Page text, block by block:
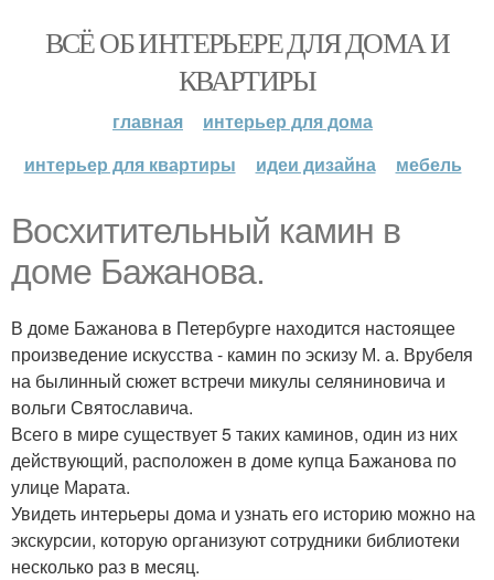
ВСЁ ОБ ИНТЕРЬЕРЕ ДЛЯ ДОМА И
КВАРТИРЫ
главная
интерьер для дома
интерьер для квартиры
идеи дизайна мебель
Восхитительный камин в
доме Бажанова.
В доме Бажанова в Петербурге находится настоящее
произведение искусства - камин по эскизу М. а. Врубеля
на былинный сюжет встречи микулы селяниновича и
вольги Святославича.
Всего в мире существует 5 таких каминов, один из них
действующий, расположен в доме купца Бажанова по
улице Марата.
Увидеть интерьеры дома и узнать его историю можно на
экскурсии, которую организуют сотрудники библиотеки
несколько раз в месяц.